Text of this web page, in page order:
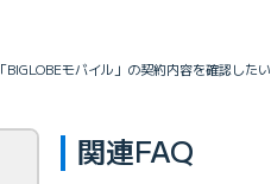
「BIGLOBEモバイル」の契約内容を確認したい
関連FAQ